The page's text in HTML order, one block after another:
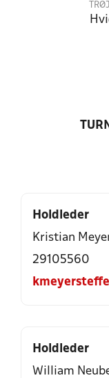
Holdleder
Kristian
29105560
Holdleder
William